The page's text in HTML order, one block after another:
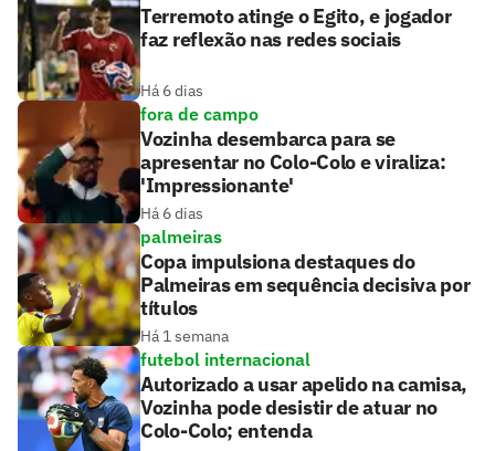
Terremoto atinge o Egito, e jogador
faz reflexão nas redes sociais
Há 6 dias
fora de campo
Vozinha desembarca para se
apresentar no Colo-Colo e viraliza:
'Impressionante'
Há 6 dias
palmeiras
Copa impulsiona destaques do
Palmeiras em sequência decisiva por
títulos
Há 1 semana
futebol internacional
Autorizado a usar apelido na camisa,
Vozinha pode desistir de atuar no
Colo-Colo; entenda